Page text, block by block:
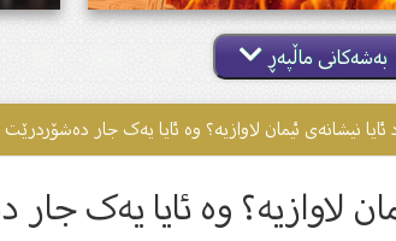
بەشەکانی ماڵپەڕ
نیشانەى ئیمان لاوازیە؟ وە ئایا یەک جار
لاوازیە؟ وە ئایا یەک